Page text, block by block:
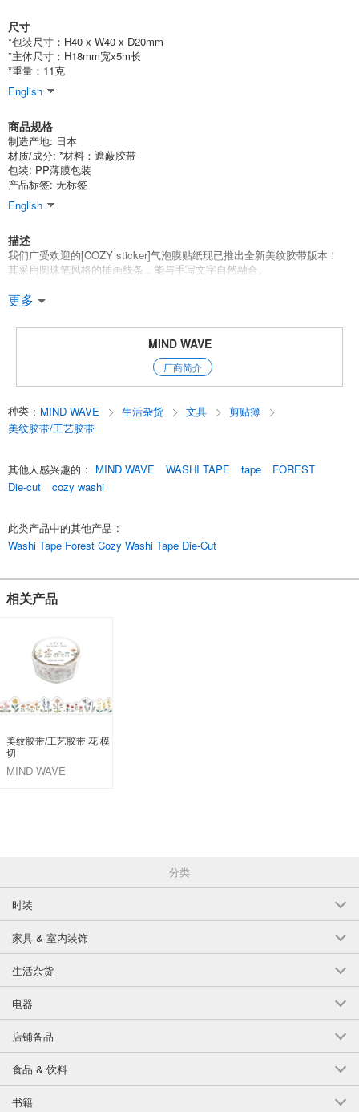
尺寸
*包装尺寸：H40 x W40 x D20mm
*主体尺寸：H18mm宽x5m长
*重量：11克
English
商品规格
制造产地: 日本
材质/成分: *材料：遮蔽胶带
包装: PP薄膜包装
产品标签: 无标签
English
描述
我们广受欢迎的[COZY sticker]气泡膜贴纸现已推出全新美纹胶带版本！
其采用圆珠笔风格的插画线条，能与手写文字自然融合。
Mind Wave的模切美纹胶带
只需直接贴上，无需担心留白问题，图案便会清晰凸显，
为您的计划本和笔记本增添一抹优雅气息。
它们也非常适合用于写信、包装礼物，以及装饰照片和贺卡。
只需简单贴几下，这些产品就能让您轻松打造出独特而别致的风格。
English
更多
MIND WAVE
厂商简介
种类 : MIND WAVE 生活杂货 文具
剪贴簿
美纹胶带/工艺胶带
其他人感兴趣的 : MIND WAVE WASHI TAPE tape
FOREST
Die-cut
cozy washi
此类产品中的其他产品 :
Washi Tape Forest Cozy Washi Tape Die-Cut
相关产品
美纹胶带/工艺胶带 花 模
切
MIND WAVE
分类
时装
家具 & 室内装饰
生活杂货
电器
店铺备品
食品 & 饮料
书籍